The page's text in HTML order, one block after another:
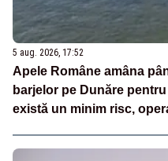
5 aug. 2026, 17:52
Apele Române amâna
barjelor pe Dunăre
există un minim risc,